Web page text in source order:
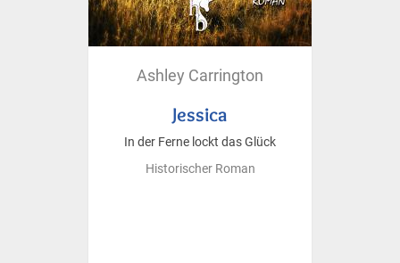
Ashley Carrington
Jessica
In der Ferne lockt das Glück
Historischer Roman